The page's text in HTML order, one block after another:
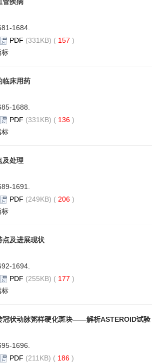
1684.
PDF (331KB) ( 157 )
标
临床用药
1688.
PDF (331KB) ( 136 )
标
及处理
1691.
PDF (249KB) ( 206 )
标
点及进展现状
1694.
PDF (255KB) ( 177 )
标
冠状动脉粥样硬化斑块——解析ASTEROID试验
1696.
PDF (211KB) ( 186 )